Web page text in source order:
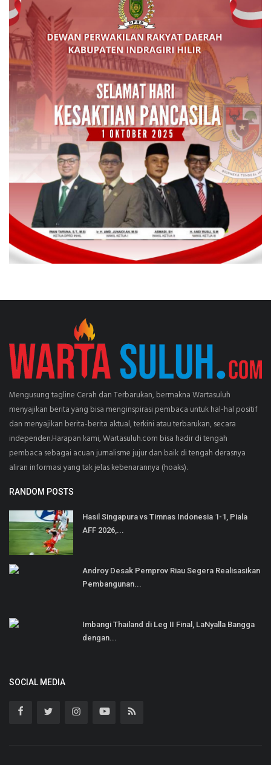
Mengusung tagline Cerah dan Terbarukan, bermakna Wartasuluh
menyajikan berita yang bisa menginspirasi pembaca untuk hal-hal positif
dan menyajikan berita-berita aktual, terkini atau terbarukan, secara
independen.Harapan kami, Wartasuluh.com bisa hadir di tengah
pembaca sebagai acuan jurnalisme jujur dan baik di tengah derasnya
aliran informasi yang tak jelas kebenarannya (hoaks).
RANDOM POSTS
Hasil Singapura vs Timnas Indonesia 1-1, Piala
AFF 2026,...
Androy Desak Pemprov Riau Segera Realisasikan
Pembangunan...
Imbangi Thailand di Leg II Final, LaNyalla Bangga
dengan...
SOCIAL MEDIA